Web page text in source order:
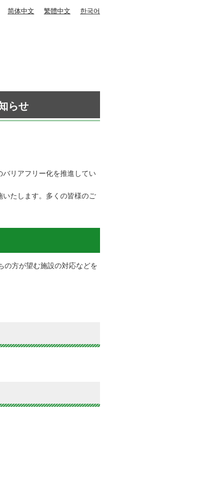
简体中文 繁體中文 한국어
らせ
リアフリー化を推進してい
たします。多くの皆様のご
の方が望む施設の対応などを